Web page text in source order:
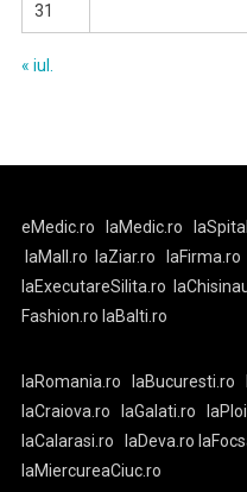
31
« iul.
eMedic.ro laMedic.ro
laMall.ro
laZiar.ro laFirma.ro
laExecutareSilita.ro
Fashion.ro laBalti.ro
laRomania.ro laBucuresti.ro
laCraiova.ro
laGalati.ro
laCalarasi.ro
laDeva.ro
laMiercureaCiuc.ro